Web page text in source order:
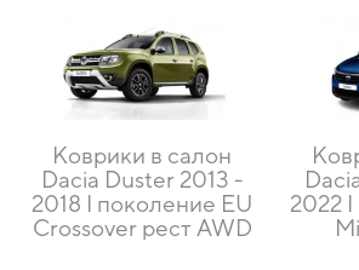
Коврики в салон
Dacia Duster 2013 -
2018 I поколение EU
Crossover рест AWD
2022